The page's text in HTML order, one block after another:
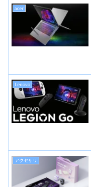
acer
Lenovo
アクセサリ